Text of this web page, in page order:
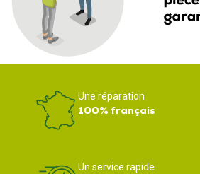
Une réparation
100% français
Un service rapide